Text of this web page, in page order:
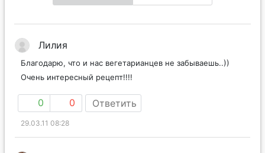
Лилия
Благодарю, что и нас вегетарианцев не забываешь..))
Очень интересный рецепт!!!!
0 0 Ответить
29.03.11 08:28